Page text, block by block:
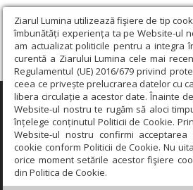
Ziarul Lumina utilizează fişiere de tip
îmbunătăți experiența ta pe Website-ul
am actualizat politicile pentru a integra
curentă a Ziarului Lumina cele mai
Regulamentul (UE) 2016/679 privind
ceea ce privește prelucrarea datelor cu
libera circulație a acestor date. Înainte
Website-ul nostru te rugăm să aloci
înțelege conținutul Politicii de Cookie.
Website-ul nostru confirmi
cookie conform Politicii de Cookie. Nu
orice moment setările acestor fişiere
din Politica de Cookie.